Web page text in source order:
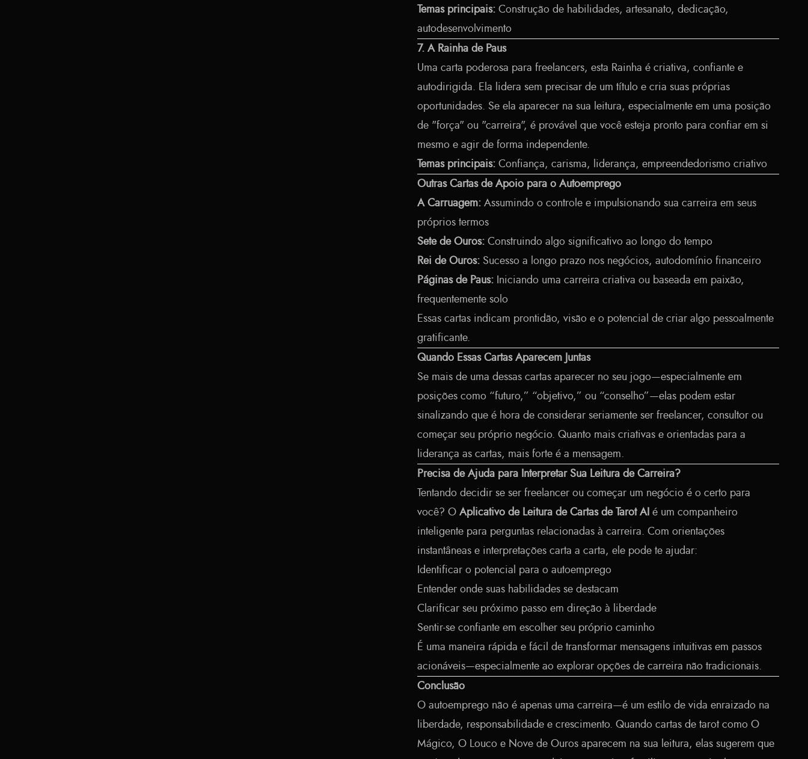
Temas principais: Construção de habilidades, artesanato, dedicação,
autodesenvolvimento
7. A Rainha de Paus
Uma carta poderosa para freelancers, esta Rainha é criativa, confiante e
autodirigida. Ela lidera sem precisar de um título e cria suas próprias
oportunidades. Se ela aparecer na sua leitura, especialmente em uma posição
de "força" ou "carreira", é provável que você esteja pronto para confiar em si
mesmo e agir de forma independente.
Temas principais: Confiança, carisma, liderança, empreendedorismo criativo
Outras Cartas de Apoio para o Autoemprego
A Carruagem: Assumindo o controle e impulsionando sua carreira em seus
próprios termos
Sete de Ouros: Construindo algo significativo ao longo do tempo
Rei de Ouros: Sucesso a longo prazo nos negócios, autodomínio financeiro
Páginas de Paus: Iniciando uma carreira criativa ou baseada em paixão,
frequentemente solo
Essas cartas indicam prontidão, visão e o potencial de criar algo pessoalmente
gratificante.
Quando Essas Cartas Aparecem Juntas
Se mais de uma dessas cartas aparecer no seu jogo—especialmente em
posições como “futuro,” “objetivo,” ou “conselho”—elas podem estar
sinalizando que é hora de considerar seriamente ser freelancer, consultor ou
começar seu próprio negócio. Quanto mais criativas e orientadas para a
liderança as cartas, mais forte é a mensagem.
Precisa de Ajuda para Interpretar Sua Leitura de Carreira?
Tentando decidir se ser freelancer ou começar um negócio é o certo para
você? O Aplicativo de Leitura de Cartas de Tarot AI é um companheiro
inteligente para perguntas relacionadas à carreira. Com orientações
instantâneas e interpretações carta a carta, ele pode te ajudar:
Identificar o potencial para o autoemprego
Entender onde suas habilidades se destacam
Clarificar seu próximo passo em direção à liberdade
Sentir-se confiante em escolher seu próprio caminho
É uma maneira rápida e fácil de transformar mensagens intuitivas em passos
acionáveis—especialmente ao explorar opções de carreira não tradicionais.
Conclusão
O autoemprego não é apenas uma carreira—é um estilo de vida enraizado na
liberdade, responsabilidade e crescimento. Quando cartas de tarot como O
Mágico, O Louco e Nove de Ouros aparecem na sua leitura, elas sugerem que